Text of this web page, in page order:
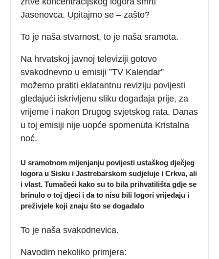
Jasenovca. Upitajmo se – zašto?
To je naša stvarnost, to je naša sramota.
Na hrvatskoj javnoj televiziji gotovo
svakodnevno u emisiji ”TV Kalendar”
možemo pratiti eklatantnu reviziju povijesti
gledajući iskrivljenu sliku događaja prije, za
vrijeme i nakon Drugog svjetskog rata. Danas
u toj emisiji nije uopće spomenuta Kristalna
noć.
U sramotnom mijenjanju povijesti ustaškog dječjeg
logora u Sisku i Jastrebarskom sudjeluje i Crkva, ali
i vlast. Tumačeći kako su to bila prihvatilišta gdje se
brinulo o toj djeci i da to nisu bili logori vrijeđaju i
preživjele koji znaju što se događalo
To je naša svakodnevica.
Navodim nekoliko primjera: